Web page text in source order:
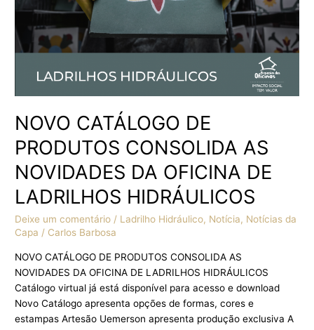
NOVO CATÁLOGO DE
PRODUTOS CONSOLIDA AS
NOVIDADES DA OFICINA DE
LADRILHOS HIDRÁULICOS
Deixe um comentário / Ladrilho Hidráulico, Notícia, Notícias da
Capa / Carlos Barbosa
NOVO CATÁLOGO DE PRODUTOS CONSOLIDA AS
NOVIDADES DA OFICINA DE LADRILHOS HIDRÁULICOS
Catálogo virtual já está disponível para acesso e download
Novo Catálogo apresenta opções de formas, cores e
estampas Artesão Uemerson apresenta produção exclusiva A
OFICINA
LADRILHOS
HIDRÁULICOS